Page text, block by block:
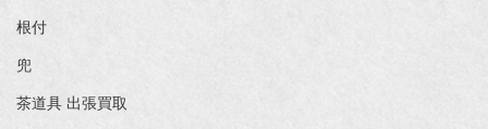
根付
兜
茶道具 出張買取